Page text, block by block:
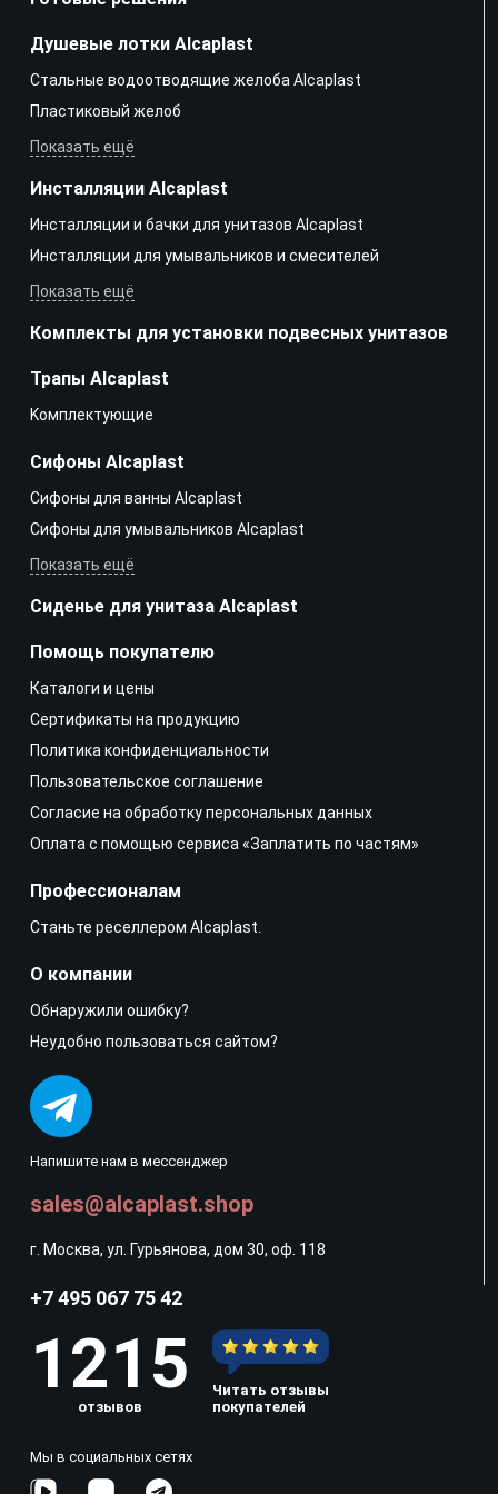
Душевые лотки Alcaplast
Стальные водоотводящие желоба Alcaplast
Пластиковый желоб
Показать ещё
Инсталляции Alcaplast
Инсталляции и бачки для унитазов Alcaplast
Инсталляции для умывальников и смесителей
Показать ещё
Комплекты для установки подвесных унитазов
Трапы Alcaplast
Kомплектующие
Сифоны Alcaplast
Сифоны для ванны Alcaplast
Сифоны для умывальников Alcaplast
Показать ещё
Сиденье для унитаза Alcaplast
Напишите нам в мессенджер
sales@alcaplast.shop
г. Москва, ул. Гурьянова, дом 30, оф. 118
Помощь покупателю
Каталоги и цены
Сертификаты на продукцию
Политика конфиденциальности
Пользовательское соглашение
Согласие на обработку персональных данных
Оплата с помощью сервиса «Заплатить по частям»
Профессионалам
Станьте реселлером Alcaplast.
О компании
Обнаружили ошибку?
Неудобно пользоваться сайтом?
+7 495 067 75 42
1215
отзывов
Читать отзывы
покупателей
Мы в социальных сетях